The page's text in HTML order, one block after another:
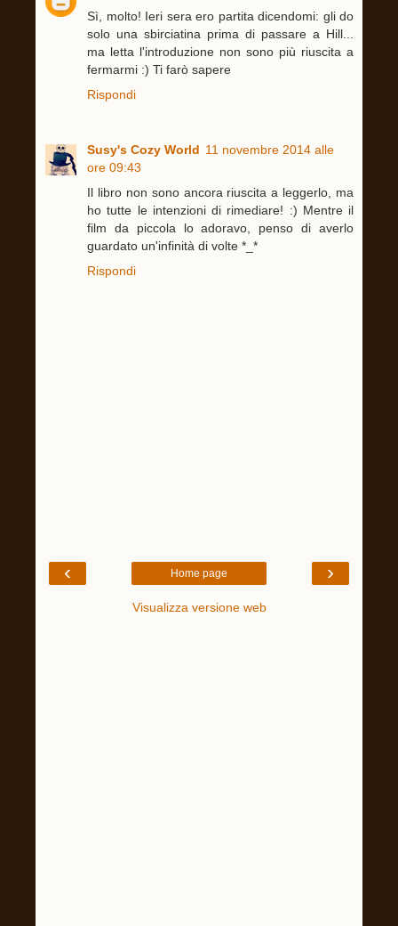
Sì, molto! Ieri sera ero partita dicendomi: gli do
solo una sbirciatina prima di passare a Hill...
ma letta l'introduzione non sono più riuscita a
fermarmi :) Ti farò sapere
Rispondi
Susy's Cozy World 11 novembre 2014 alle
ore 09:43
Il libro non sono ancora riuscita a leggerlo, ma
ho tutte le intenzioni di rimediare! :) Mentre il
film da piccola lo adoravo, penso di averlo
guardato un'infinità di volte *_*
Rispondi
‹ ›
Home page
Visualizza versione web